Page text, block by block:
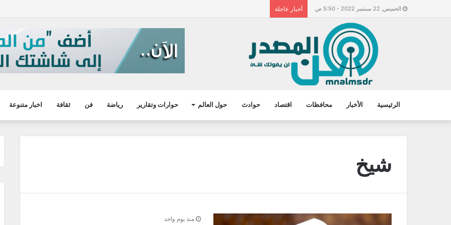
الخميس, 22 سبتمبر 2022 - 5:50 ص أخبار عاجلة
الرئيسية الأخبار محافظات اقتصاد حوادث حول العالم حوارات وتقارير رياضة فن ثقافة اخبار متنوعة
شيخ
منذ يوم واحد